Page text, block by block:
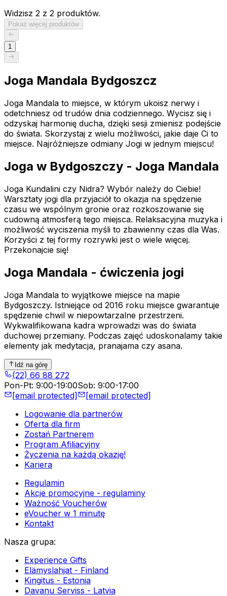
Widzisz 2 z 2 produktów.
Pokaż więcej produktów
1
Joga Mandala Bydgoszcz
Joga Mandala to miejsce, w którym ukoisz nerwy i
odetchniesz od trudów dnia codziennego. Wycisz się i
odzyskaj harmonię ducha, dzięki sesji zmienisz podejście
do świata. Skorzystaj z wielu możliwości, jakie daje Ci to
miejsce. Najróżniejsze odmiany Jogi w jednym miejscu!
Joga w Bydgoszczy - Joga Mandala
Joga Kundalini czy Nidra? Wybór należy do Ciebie!
Warsztaty jogi dla przyjaciół to okazja na spędzenie
czasu we wspólnym gronie oraz rozkoszowanie się
cudowną atmosferą tego miejsca. Relaksacyjna muzyka i
możliwość wyciszenia myśli to zbawienny czas dla Was.
Korzyści z tej formy rozrywki jest o wiele więcej.
Przekonajcie się!
Joga Mandala - ćwiczenia jogi
Joga Mandala to wyjątkowe miejsce na mapie
Bydgoszczy. Istniejące od 2016 roku miejsce gwarantuje
spędzenie chwil w niepowtarzalne przestrzeni.
Wykwalifikowana kadra wprowadzi was do świata
duchowej przemiany. Podczas zajęć udoskonalamy takie
elementy jak medytacja, pranajama czy asana.
Idź na górę
(22) 66 88 272
Pon-Pt: 9:00-19:00Sob: 9:00-17:00
[email protected]
[email protected]
Logowanie dla partnerów
Oferta dla firm
Zostań Partnerem
Program Afiliacyjny
Życzenia na każdą okazję!
Kariera
Regulamin
Akcje promocyjne - regulaminy
Ważność Voucherów
eVoucher w 1 minutę
Kontakt
Nasza grupa:
Experience Gifts
Elämyslahjat - Finland
Kingitus - Estonia
Davanu Serviss - Latvia